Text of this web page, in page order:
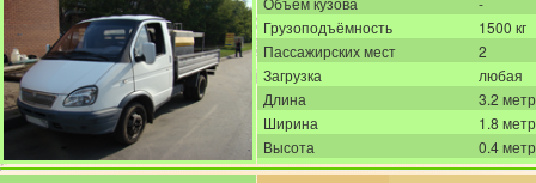
Грузоподъёмность
1500 кг
Пассажирских мест
2
Загрузка
любая
Длина
3.2
Ширина
1.8
Высота
0.4